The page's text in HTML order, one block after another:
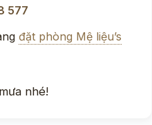
577
đặt phòng Mệ liệu’s
nhé!